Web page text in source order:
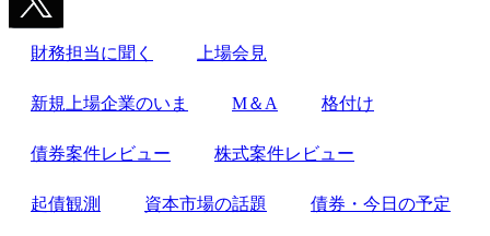
財務担当に聞く 上場会見
新規上場企業のいま M＆A 格付け
債券案件レビュー 株式案件レビュー
起債観測 資本市場の話題 債券・今日の予定